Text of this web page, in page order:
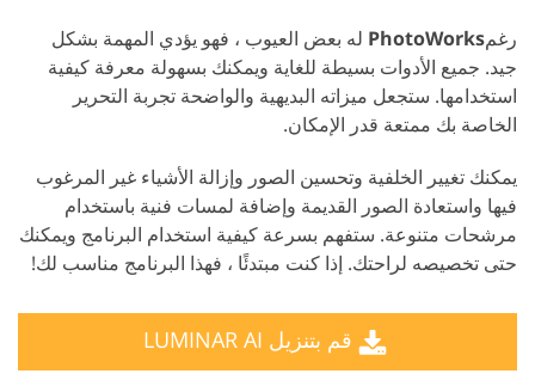
رغمPhotoWorks له بعض العيوب ، فهو يؤدي المهمة بشكل
جيد. جميع الأدوات بسيطة للغاية ويمكنك بسهولة معرفة كيفية
استخدامها. ستجعل ميزاته البديهية والواضحة تجربة التحرير
الخاصة بك ممتعة قدر الإمكان.
يمكنك تغيير الخلفية وتحسين الصور وإزالة الأشياء غير المرغوب
فيها واستعادة الصور القديمة وإضافة لمسات فنية باستخدام
مرشحات متنوعة. ستفهم بسرعة كيفية استخدام البرنامج ويمكنك
حتى تخصيصه لراحتك. إذا كنت مبتدئًا ، فهذا البرنامج مناسب لك!
قم بتنزيل LUMINAR AI